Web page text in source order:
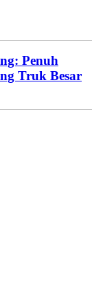
Penuh
Truk Besar